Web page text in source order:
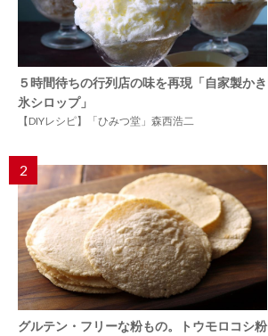
５時間待ちの行列店の味を再現「自家製かき
氷シロップ」
【DIYレシピ】「ひみつ堂」森西浩二
2
グルテン・フリーな粉もの。トウモロコシ粉